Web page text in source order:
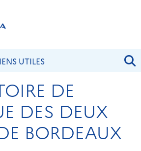
UTILES
DE
DES DEUX
BORDEAUX